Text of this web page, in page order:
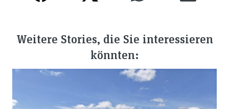
Weitere Stories, die Sie interessieren
könnten: